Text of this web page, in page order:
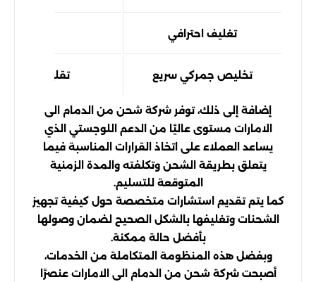
تغليف احترافي
تخليص جمركي سريع تقليل مدة
إضافة إلى ذلك، توفر شركة شحن من الدمام الى
الامارات مستوى عاليًا من الدعم اللوجستي الذي
يساعد العملاء على اتخاذ القرارات المناسبة فيما
يتعلق بطريقة الشحن وتكلفته والمدة الزمنية
المتوقعة للتسليم.
كما يتم تقديم استشارات متخصصة حول كيفية تجهيز
الشحنات وتغليفها بالشكل الصحيح لضمان وصولها
بأفضل حالة ممكنة.
وبفضل هذه المنظومة المتكاملة من الخدمات،
أصبحت شركة شحن من الدمام الى الامارات عنصرًا